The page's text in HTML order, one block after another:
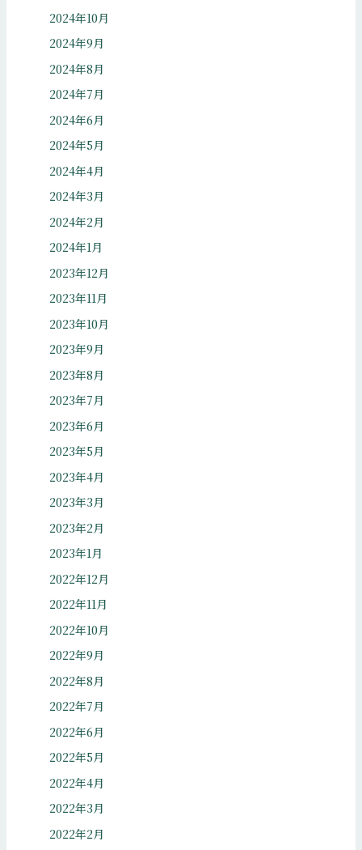
2024年10月
2024年9月
2024年8月
2024年7月
2024年6月
2024年5月
2024年4月
2024年3月
2024年2月
2024年1月
2023年12月
2023年11月
2023年10月
2023年9月
2023年8月
2023年7月
2023年6月
2023年5月
2023年4月
2023年3月
2023年2月
2023年1月
2022年12月
2022年11月
2022年10月
2022年9月
2022年8月
2022年7月
2022年6月
2022年5月
2022年4月
2022年3月
2022年2月